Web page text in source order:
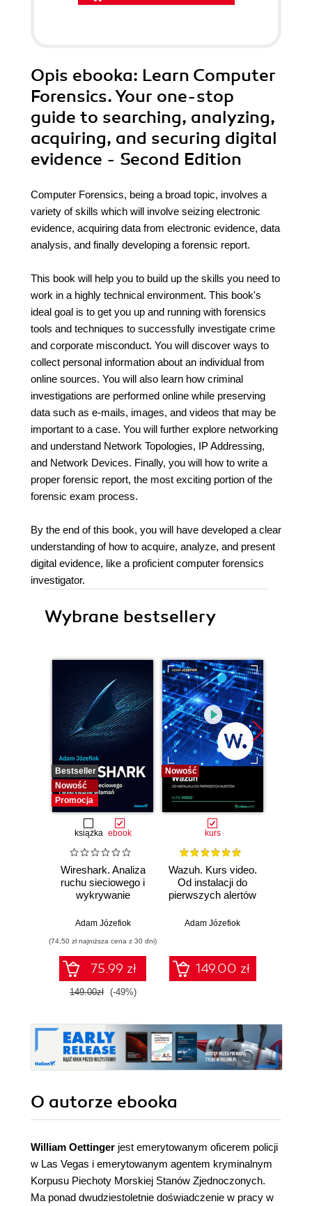
Opis ebooka: Learn Computer
Forensics. Your one-stop
guide to searching, analyzing,
acquiring, and securing digital
evidence - Second Edition
Computer Forensics, being a broad topic, involves a
variety of skills which will involve seizing electronic
evidence, acquiring data from electronic evidence, data
analysis, and finally developing a forensic report.
This book will help you to build up the skills you need to
work in a highly technical environment. This book's
ideal goal is to get you up and running with forensics
tools and techniques to successfully investigate crime
and corporate misconduct. You will discover ways to
collect personal information about an individual from
online sources. You will also learn how criminal
investigations are performed online while preserving
data such as e-mails, images, and videos that may be
important to a case. You will further explore networking
and understand Network Topologies, IP Addressing,
and Network Devices. Finally, you will how to write a
proper forensic report, the most exciting portion of the
forensic exam process.
By the end of this book, you will have developed a clear
understanding of how to acquire, analyze, and present
digital evidence, like a proficient computer forensics
investigator.
Wybrane bestsellery
Bestseller
Nowość
Promocja
książka ebook
Wireshark. Analiza
ruchu sieciowego i
wykrywanie
Adam Józefiok
(74,50 zł najniższa cena z 30 dni)
75.99 zł
149.00zł (-49%)
Nowość
kurs
Wazuh. Kurs video.
Od instalacji do
pierwszych alertów
Adam Józefiok
149.00 zł
O autorze ebooka
William Oettinger jest emerytowanym oficerem policji
w Las Vegas i emerytowanym agentem kryminalnym
Korpusu Piechoty Morskiej Stanów Zjednoczonych.
Ma ponad dwudziestoletnie doświadczenie w pracy w